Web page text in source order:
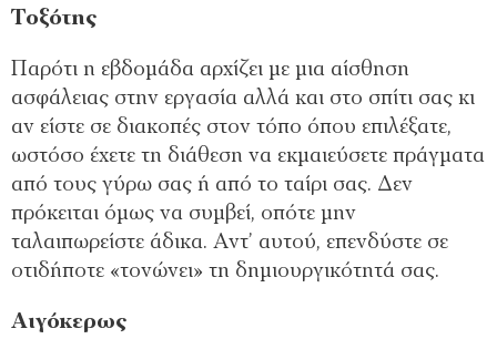
Τοξότης
Παρότι η εβδομάδα αρχίζει με μια αίσθηση
ασφάλειας στην εργασία αλλά και στο σπίτι σας κι
αν είστε σε διακοπές στον τόπο όπου επιλέξατε,
ωστόσο έχετε τη διάθεση να εκμαιεύσετε πράγματα
από τους γύρω σας ή από το ταίρι σας. Δεν
πρόκειται όμως να συμβεί, οπότε μην
ταλαιπωρείστε άδικα. Αντ’ αυτού, επενδύστε σε
οτιδήποτε «τονώνει» τη δημιουργικότητά σας.
Αιγόκερως